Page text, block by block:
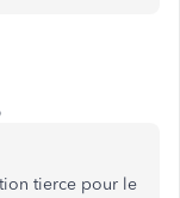
tierce pour le